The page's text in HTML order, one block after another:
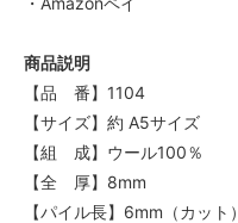
商品説明
【品 番】1104
【サイズ】約 A5サイズ
【組 成】ウール100％
【全 厚】8mm
【パイル長】6mm（カット）